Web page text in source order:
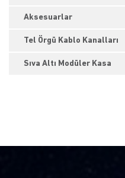
Aksesuarlar
Tel Örgü Kablo Kanalları
Sıva Altı Modüler Kasa